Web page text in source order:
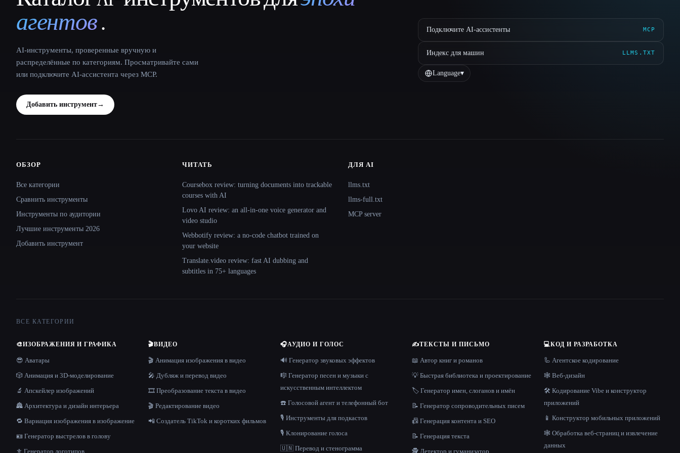
агентов.
AI-инструменты, проверенные вручную и
распределённые по категориям. Просматривайте сами
или подключите AI-ассистента через MCP.
Добавить инструмент→
Подключите AI-ассистенты MCP
Индекс для машин LLMS.TXT
Language▾
Site navigation
ОБЗОР
Все категории
Сравнить инструменты
Инструменты по аудитории
Лучшие инструменты 2026
Добавить инструмент
ЧИТАТЬ
Coursebox review: turning documents into trackable
courses with AI
Lovo AI review: an all-in-one voice generator and
video studio
Webbotify review: a no-code chatbot trained on
your website
Translate.video review: fast AI dubbing and
subtitles in 75+ languages
ДЛЯ AI
llms.txt
llms-full.txt
MCP server
ВСЕ КАТЕГОРИИ
🎨ИЗОБРАЖЕНИЯ И ГРАФИКА
😎 Аватары
🎲 Анимация и 3D-моделирование
🔬 Апскейлер изображений
🏯 Архитектура и дизайн интерьера
🔁 Вариация изображения в изображение
🪪 Генератор выстрелов в голову
⚜️ Генератор логотипов
🎬ВИДЕО
🎬 Анимация изображения в видео
🎤 Дубляж и перевод видео
🎞️ Преобразование текста в видео
🎬 Редактирование видео
📲 Создатель TikTok и коротких фильмов
🎧АУДИО И ГОЛОС
🔊 Генератор звуковых эффектов
🎼 Генератор песен и музыки с
искусственным интеллектом
☎️ Голосовой агент и телефонный бот
🎙️ Инструменты для подкастов
🎙️ Клонирование голоса
🇺🇳 Перевод и стенограмма
✍️ТЕКСТЫ И ПИСЬМО
📖 Автор книг и романов
💡 Быстрая библиотека и проектирование
🏷️ Генератор имен, слоганов и имён
📝 Генератор сопроводительных писем
📠 Генерация контента и SEO
📝 Генерация текста
🕵️ Детектор и гуманизатор
💻КОД И РАЗРАБОТКА
🦾 Агентское кодирование
🕸 Веб-дизайн
🛠️ Кодирование Vibe и конструктор
приложений
📱 Конструктор мобильных приложений
🕸️ Обработка веб-страниц и извлечение
данных